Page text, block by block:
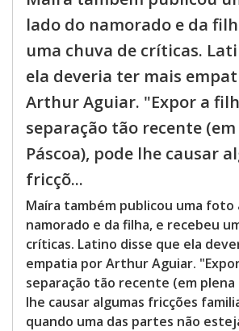
lado do namorado e da
uma chuva de críticas.
ela deveria ter mais
Arthur Aguiar. "Expor a
separação tão recente
Páscoa), pode lhe causar
fricçõ...
Maíra também publicou uma foto
namorado e da filha, e recebeu
críticas. Latino disse que ela
empatia por Arthur Aguiar.
separação tão recente (em plena
lhe causar algumas fricções
quando uma das partes não